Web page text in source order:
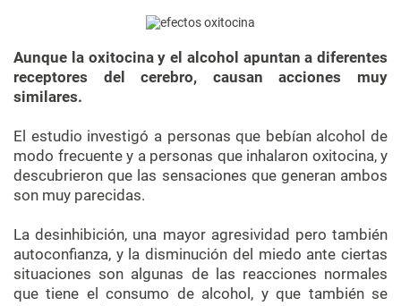
Aunque la oxitocina y el alcohol apuntan a diferentes
receptores del cerebro, causan acciones muy
similares.
El estudio investigó a personas que bebían alcohol de
modo frecuente y a personas que inhalaron oxitocina, y
descubrieron que las sensaciones que generan ambos
son muy parecidas.
La desinhibición, una mayor agresividad pero también
autoconfianza, y la disminución del miedo ante ciertas
situaciones son algunas de las reacciones normales
que tiene el consumo de alcohol, y que también se